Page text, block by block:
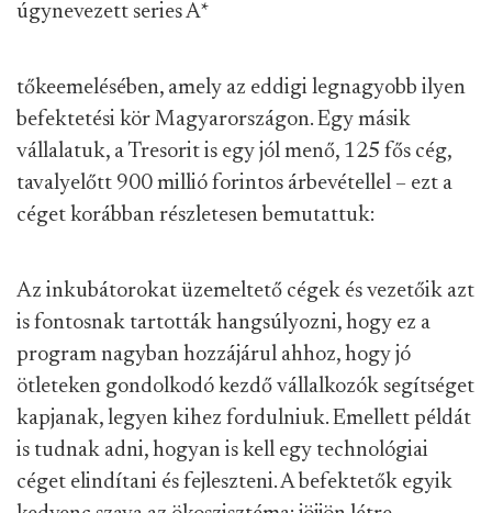
úgynevezett series A*
tőkeemelésében, amely az eddigi legnagyobb ilyen
befektetési kör Magyarországon. Egy másik
vállalatuk, a Tresorit is egy jól menő, 125 fős cég,
tavalyelőtt 900 millió forintos árbevétellel – ezt a
céget korábban részletesen bemutattuk:
Az inkubátorokat üzemeltető cégek és vezetőik azt
is fontosnak tartották hangsúlyozni, hogy ez a
program nagyban hozzájárul ahhoz, hogy jó
ötleteken gondolkodó kezdő vállalkozók segítséget
kapjanak, legyen kihez fordulniuk. Emellett példát
is tudnak adni, hogyan is kell egy technológiai
céget elindítani és fejleszteni. A befektetők egyik